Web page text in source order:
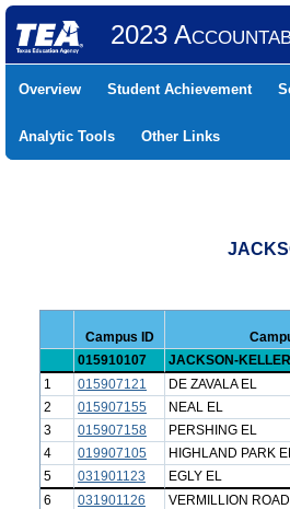
2023
Overview Student Achievement
Analytic Tools Other Links
Campus ID
015910107
JACKSON-
1
015907121 DE ZAVALA EL
2
015907155 NEAL EL
3
015907158 PERSHING EL
4
019907105 HIGHLAND PARK
5
031901123 EGLY EL
6
031901126 VERMILLION